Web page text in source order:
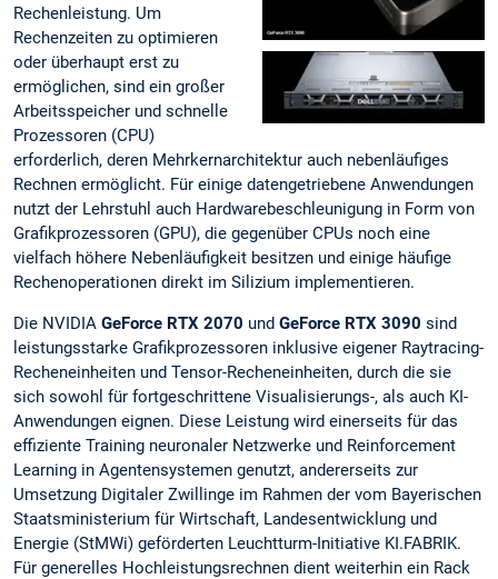
Rechenleistung. Um
Rechenzeiten zu optimieren
oder überhaupt erst zu
ermöglichen, sind ein großer
Arbeitsspeicher und schnelle
Prozessoren (CPU)
erforderlich, deren Mehrkernarchitektur auch nebenläufiges
Rechnen ermöglicht. Für einige datengetriebene Anwendungen
nutzt der Lehrstuhl auch Hardwarebeschleunigung in Form von
Grafikprozessoren (GPU), die gegenüber CPUs noch eine
vielfach höhere Nebenläufigkeit besitzen und einige häufige
Rechenoperationen direkt im Silizium implementieren.
Die NVIDIA GeForce RTX 2070 und GeForce RTX 3090 sind
leistungsstarke Grafikprozessoren inklusive eigener Raytracing-
Recheneinheiten und Tensor-Recheneinheiten, durch die sie
sich sowohl für fortgeschrittene Visualisierungs-, als auch KI-
Anwendungen eignen. Diese Leistung wird einerseits für das
effiziente Training neuronaler Netzwerke und Reinforcement
Learning in Agentensystemen genutzt, andererseits zur
Umsetzung Digitaler Zwillinge im Rahmen der vom Bayerischen
Staatsministerium für Wirtschaft, Landesentwicklung und
Energie (StMWi) geförderten Leuchtturm-Initiative KI.FABRIK.
Für generelles Hochleistungsrechnen dient weiterhin ein Rack